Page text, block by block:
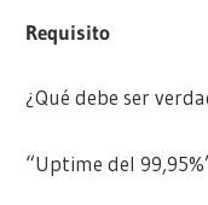
Requisito
¿Qué debe ser
“Uptime del